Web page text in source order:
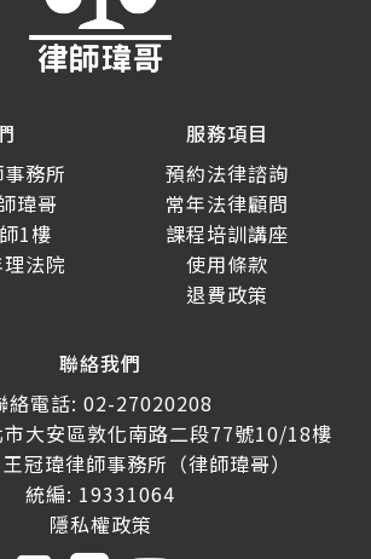
務所
瑋哥
1樓
法院
服務項目
預約法律諮詢
常年法律顧問
課程培訓講座
使用條款
退費政策
聯絡我們
絡電話: 02-27020208
大安區敦化南路二段77號10/18樓
冠瑋律師事務所（律師瑋哥）
統編: 19331064
隱私權政策